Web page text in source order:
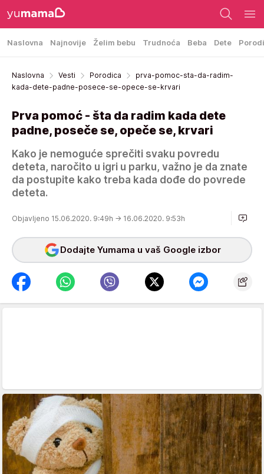
Naslovna Najnovije Želim bebu Trudnoća Beba Dete
Naslovna Vesti Porodica
prva-pomoc-sta-da-radim-
kada-dete-padne-posece-se-opece-se-krvari
Prva pomoć - šta da radim kada dete
padne, poseče se, opeče se, krvari
Kako je nemoguće sprečiti svaku povredu
deteta, naročito u igri u parku, važno je da znate
da postupite kako treba kada dođe do povrede
deteta.
Objavljeno 15.06.2020. 9:49h → 16.06.2020. 9:53h
Dodajte Yumama u vaš Google izbor